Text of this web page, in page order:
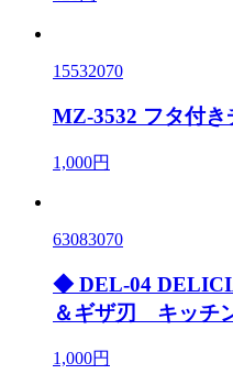
15532070
MZ-3532 フタ付
1,000円
63083070
◆ DEL-04
＆ギザ刃 キッチ
1,000円